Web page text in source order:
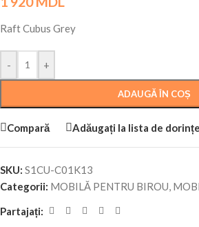
Raft Cubus Grey
- +
ADAUGĂ ÎN COȘ
Compară Adăugați la lista de dorințe
SKU: S1CU-C01K13
Categorii: MOBILĂ PENTRU BIROU,
Partajați: